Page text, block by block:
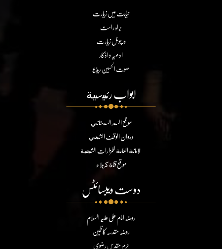
نیابت میں زیارت
براہ راست
ورچوئل زیارت
ادعیہ و اذکار
صوت الحسین ریڈیو
ابواب رئيسية
موقع السيد السيستاني
ديوان الوقف الشيعي
الامانة العامة للمزارات الشيعية
موقع قناة كربلاء
دوست ویبسائٹس
روضہ امام علی علیہ السلام
روضہ مقدسہ کاظمین
حرم مقدس رضوی